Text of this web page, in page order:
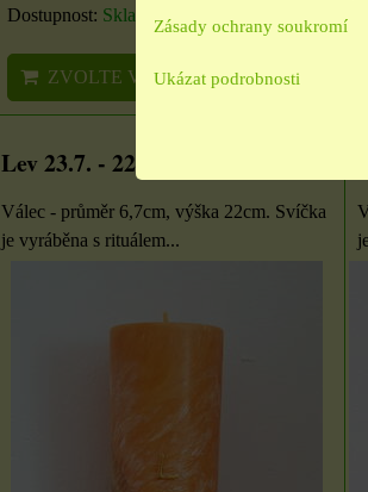
Dostupnost: Skladem
ZVOLTE VARIANTU
Lev 23.7. - 22.8.
Válec - průměr 6,7cm, výška 22cm. Svíčka
je vyráběna s rituálem...
Zásady ochrany soukromí
Ukázat podrobnosti